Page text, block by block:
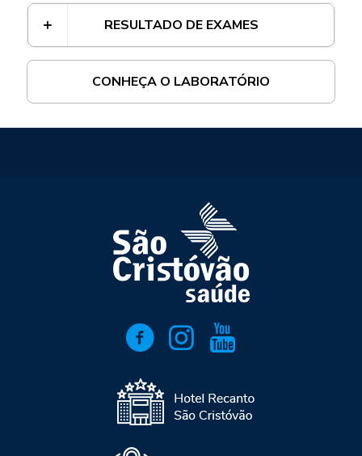
RESULTADO DE EXAMES
CONHEÇA O LABORATÓRIO